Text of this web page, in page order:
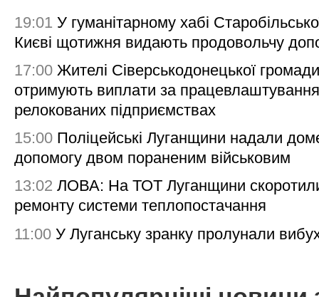
19:01 У гуманітарному хабі
Києві щотижня видають продовольчу
17:00 Жителі Сіверськодонецької
отримують виплати за
релокованих підприємствах
15:00 Поліцейські Луганщини надали
допомогу двом пораненим військовим
13:02 ЛОВА: На ТОТ Луганщини
ремонту системи теплопостачання
11:00 У Луганську зранку пролунали